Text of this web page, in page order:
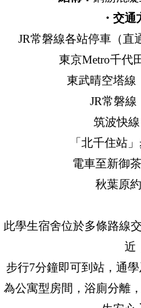
・交通
JR常磐線各站停車（直
東京Metro千代
東武晴空塔線
JR常磐線
筑波快線
「北千住站
電車至新御
秋葉原
此學生宿舍位於多條路線
近
步行7分鐘即可到站，通
為公寓型房間，浴廁分離